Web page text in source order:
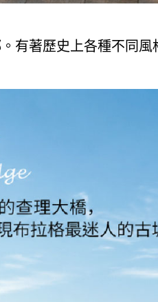
有著歷史上各種不同